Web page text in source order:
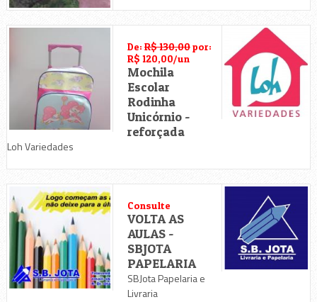
De: R$ 130,00por:
R$ 120,00/un
Mochila
Escolar
Rodinha
Unicórnio -
reforçada
Loh Variedades
Consulte
VOLTA AS
AULAS -
SBJOTA
PAPELARIA
SBJota Papelaria e
Livraria